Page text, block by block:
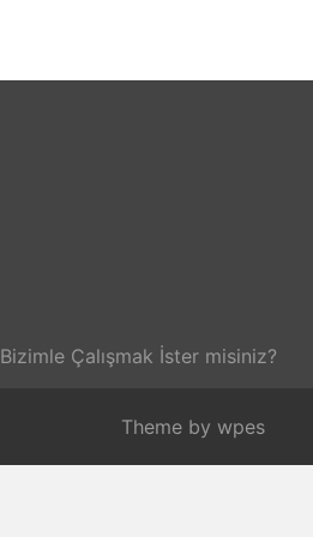
Bizimle Çalışmak İster misiniz?
Theme by wpes